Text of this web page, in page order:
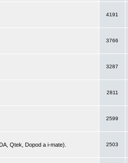
4191
3766
3287
2811
2599
Qtek, Dopod a i-mate).
2503